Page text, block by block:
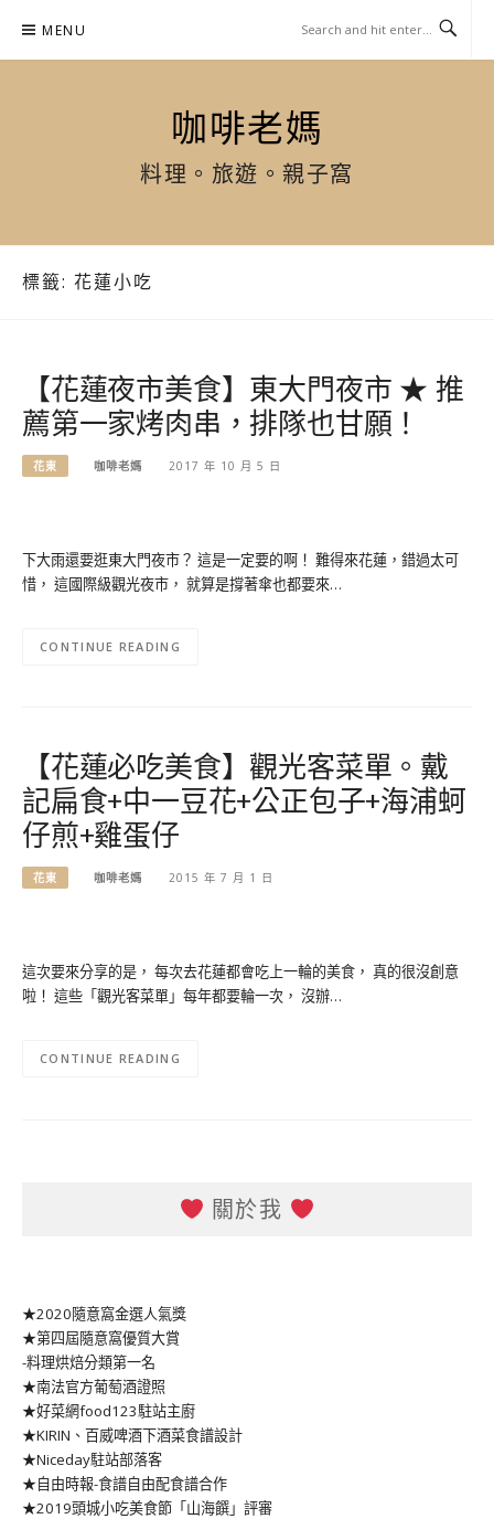
content
MENU
咖啡老媽
料理。旅遊。親子窩
標籤: 花蓮小吃
【花蓮夜市美食】東大門夜市 ★ 推
薦第一家烤肉串，排隊也甘願！
花東 咖啡老媽 2017 年 10 月 5 日
下大雨還要逛東大門夜市？ 這是一定要的啊！ 難得來花蓮，錯過太可
惜， 這國際級觀光夜市， 就算是撐著傘也都要來…
CONTINUE READING
【花蓮必吃美食】觀光客菜單。戴
記扁食+中一豆花+公正包子+海浦蚵
仔煎+雞蛋仔
花東 咖啡老媽 2015 年 7 月 1 日
這次要來分享的是， 每次去花蓮都會吃上一輪的美食， 真的很沒創意
啦！ 這些「觀光客菜單」每年都要輪一次， 沒辦…
CONTINUE READING
關於我
★2020隨意窩金選人氣獎
★第四屆隨意窩優質大賞
-料理烘焙分類第一名
★南法官方葡萄酒證照
★好菜網food123駐站主廚
★KIRIN、百威啤酒下酒菜食譜設計
★Niceday駐站部落客
★自由時報-食譜自由配食譜合作
★2019頭城小吃美食節「山海饌」評審